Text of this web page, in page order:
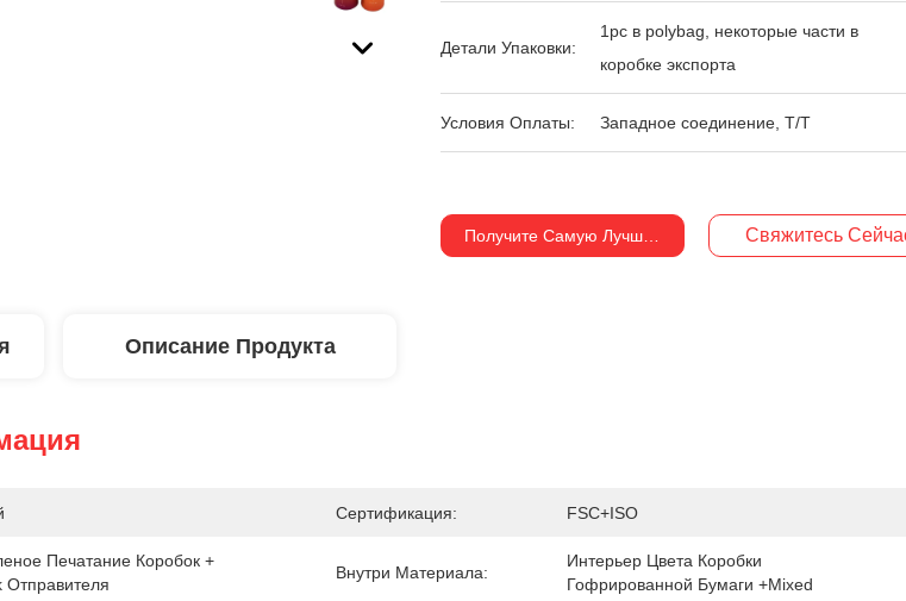
Детали Упаковки:
1pc в polybag, некоторые части в
коробке экспорта
Условия Оплаты: Западное соединение, T/T
Получите Самую Лучшую Цену Свяжитесь
Описание Продукта
Сертификация: FSC+ISO
Печатание Коробок +
Отправителя
Внутри Материала:
Интерьер Цвета Коробки
Гофрированной Бумаги +mixed